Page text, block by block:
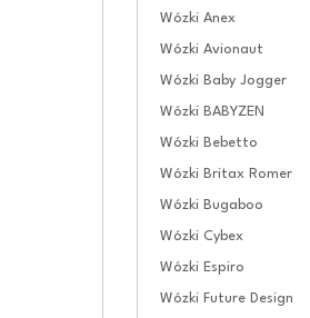
Wózki Anex
Wózki Avionaut
Wózki Baby Jogger
Wózki BABYZEN
Wózki Bebetto
Wózki Britax Romer
Wózki Bugaboo
Wózki Cybex
Wózki Espiro
Wózki Future Design